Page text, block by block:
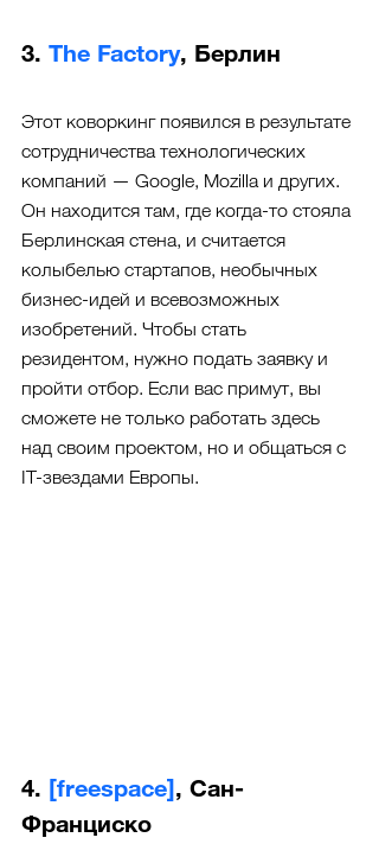
3. The Factory, Берлин
Этот коворкинг появился в результате
сотрудничества технологических
компаний — Google, Mozilla и других.
Он находится там, где когда-то стояла
Берлинская стена, и считается
колыбелью стартапов, необычных
бизнес-идей и всевозможных
изобретений. Чтобы стать
резидентом, нужно подать заявку и
пройти отбор. Если вас примут, вы
сможете не только работать здесь
над своим проектом, но и общаться с
IT-звездами Европы.
4. [freespace], Сан-
Франциско